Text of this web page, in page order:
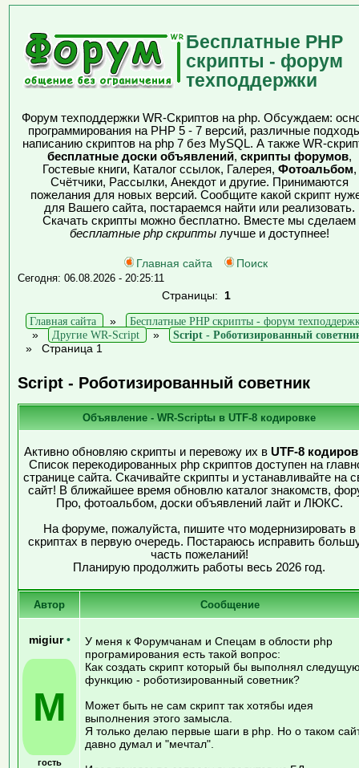
Бесплатные PHP
скрипты - форум
техподдержки
Форум техподдержки WR-Скриптов на php. Обсуждаем:
программирования на PHP 5 - 7 версий, различные
написанию скриптов на php 7 без MySQL. А также WR-
бесплатные доски объявлений, скрипты форумов,
Гостевые книги, Каталог ссылок, Галерея, Фотоальбом,
Счётчики, Рассылки, Анекдот и другие. Принимаются
пожелания для новых версий. Сообщите какой скрипт
для Вашего сайта, постараемся найти или реализовать.
Скачать скрипты можно бесплатно. Вместе мы сделаем
бесплатные php скриптылучше и доступнее!
Главная сайта Поиск
Сегодня: 06.08.2026 - 20:25:11
Страницы: 1
Главная сайта
»
Бесплатные PHP скрипты - форум
»
Другие WR-Script »
Script - Роботизированный
» Страница 1
Script - Роботизированный советник
Объявление - WR-Scriptы в UTF-8 кодировке
Активно обновляю скрипты и перевожу их в UTF-8
Список перекодированных php скриптов доступен на
странице сайта. Скачивайте скрипты и устанавливайте на
сайт! В ближайшее время обновлю каталог знакомств,
Про, фотоальбом, доски объявлений лайт и ЛЮКС.
На форуме, пожалуйста, пишите что модернизировать в
скриптах в первую очередь. Постараюсь исправить
часть пожеланий!
Планирую продолжить работы весь 2026 год.
Автор Сообщение
migiur •
M
гость
У меня к Форумчанам и Спецам в облости php
програмирования есть такой вопрос:
Как создать скрипт который бы выполнял
функцию - роботизированный советник?
Может быть не сам скрипт так хотябы идея
выполнения этого замысла.
Я только делаю первые шаги в php. Но о таком
давно думал и "мечтал".